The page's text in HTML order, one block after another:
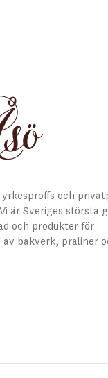
yrkesproffs och
är Sveriges största
och produkter för
bakverk, praliner